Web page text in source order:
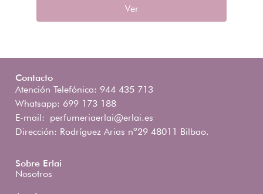
Ver
Contacto
Atención Telefónica: 944 435 713
Whatsapp: 699 173 188
E-mail: perfumeriaerlai@erlai.es
Dirección: Rodríguez Arias nº29 48011 Bilbao.
Sobre Erlai
Nosotros